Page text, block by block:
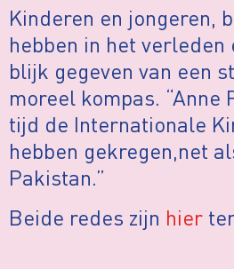
Kinderen en jongeren,
hebben in het verleden
blijk gegeven van een
moreel kompas. “Anne
tijd de Internationale
hebben gekregen,net
Pakistan.”
Beide redes zijn hier